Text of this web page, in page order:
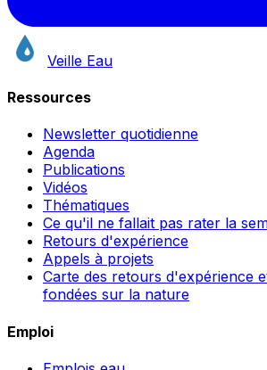
Veille Eau
Ressources
Newsletter quotidienne
Agenda
Publications
Vidéos
Thématiques
Ce qu'il ne fallait pas rater la
Retours d'expérience
Appels à projets
Carte des retours d'expérience
fondées sur la nature
Emploi